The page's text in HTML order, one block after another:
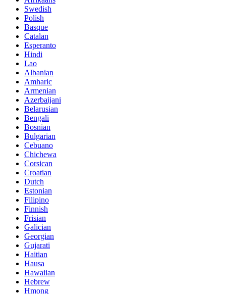
Swedish
Polish
Basque
Catalan
Esperanto
Hindi
Lao
Albanian
Amharic
Armenian
Azerbaijani
Belarusian
Bengali
Bosnian
Bulgarian
Cebuano
Chichewa
Corsican
Croatian
Dutch
Estonian
Filipino
Finnish
Frisian
Galician
Georgian
Gujarati
Haitian
Hausa
Hawaiian
Hebrew
Hmong